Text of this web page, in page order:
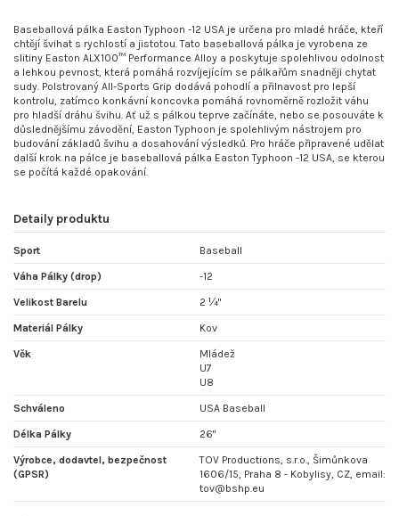
Baseballová pálka Easton Typhoon -12 USA je určena pro mladé hráče, kteří
chtějí švihat s rychlostí a jistotou. Tato baseballová pálka je vyrobena ze
slitiny Easton ALX100™ Performance Alloy a poskytuje spolehlivou odolnost
a lehkou pevnost, která pomáhá rozvíjejícím se pálkařům snadněji chytat
sudy. Polstrovaný All-Sports Grip dodává pohodlí a přilnavost pro lepší
kontrolu, zatímco konkávní koncovka pomáhá rovnoměrně rozložit váhu
pro hladší dráhu švihu. Ať už s pálkou teprve začínáte, nebo se posouváte k
důslednějšímu závodění, Easton Typhoon je spolehlivým nástrojem pro
budování základů švihu a dosahování výsledků. Pro hráče připravené udělat
další krok na pálce je baseballová pálka Easton Typhoon -12 USA, se kterou
se počítá každé opakování.
Detaily produktu
Sport Baseball
Váha Pálky (drop) -12
Velikost Barelu 2 ¼"
Materiál Pálky Kov
Věk
Mládež
U7
U8
Schváleno USA Baseball
Délka Pálky 26"
Výrobce, dodavtel, bezpečnost
(GPSR)
TOV Productions, s.r.o., Šimůnkova
1606/15, Praha 8 - Kobylisy, CZ, email:
tov@bshp.eu